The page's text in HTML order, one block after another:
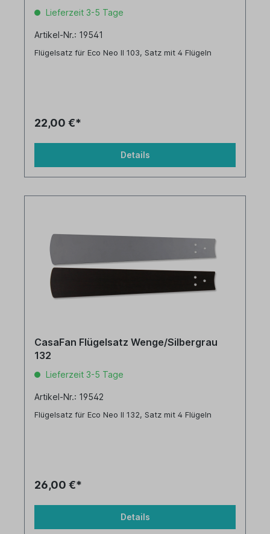
Lieferzeit 3-5 Tage
Artikel-Nr.: 19541
Flügelsatz für Eco Neo II 103, Satz mit 4 Flügeln
22,00 €*
Details
CasaFan Flügelsatz Wenge/Silbergrau
132
Lieferzeit 3-5 Tage
Artikel-Nr.: 19542
Flügelsatz für Eco Neo II 132, Satz mit 4 Flügeln
26,00 €*
Details